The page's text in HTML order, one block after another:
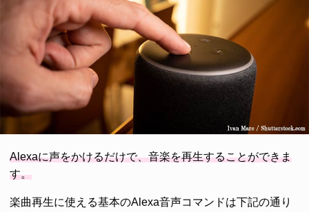
Alexaに声をかけるだけで、音楽を再生することができま
す。
楽曲再生に使える基本のAlexa音声コマンドは下記の通り